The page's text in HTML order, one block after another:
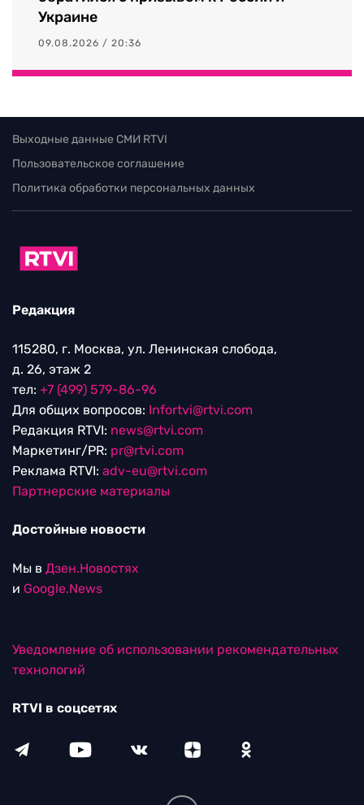
Украине
09.08.2026 / 20:36
Выходные данные СМИ RTVI
Пользовательское соглашение
Политика обработки персональных данных
Редакция
115280, г. Москва, ул. Ленинская слобода,
д. 26, этаж 2
тел: +7 (499) 579-86-96
Для общих вопросов: Infortvi@rtvi.com
Редакция RTVI: news@rtvi.com
Маркетинг/PR: pr@rtvi.com
Реклама RTVI: adv-eu@rtvi.com
Партнерские материалы
Достойные новости
Мы в Дзен.Новостях
и Google.News
Уведомление об использовании рекомендательных
технологий
RTVI в соцсетях